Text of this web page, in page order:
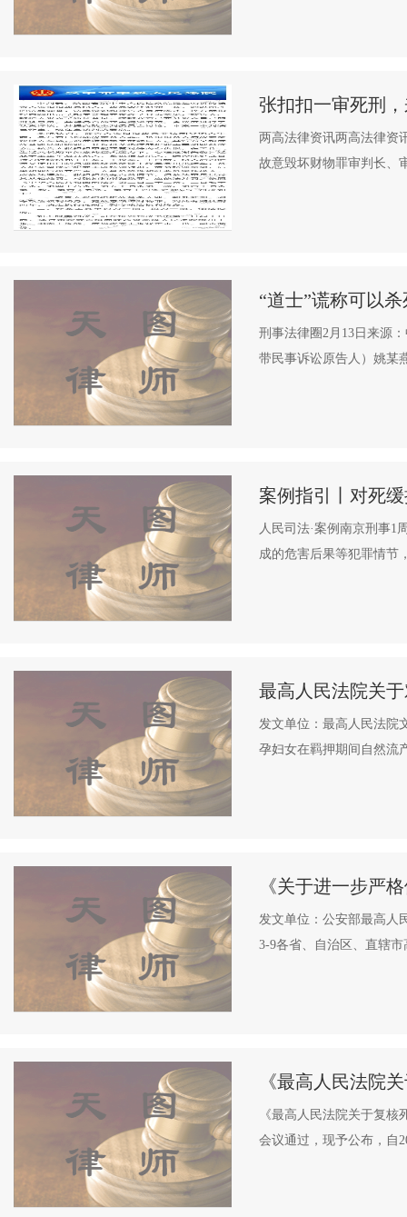
张扣扣一审死刑
两高法律资讯两高法律资
故意毁坏财物罪审判长、
“道士”谎称可以
刑事法律圈2月13日来源
带民事诉讼原告人）姚某
案例指引丨对死
人民司法·案例南京刑事1
成的危害后果等犯罪情节
最高人民法院关
发文单位：最高人民法院
孕妇女在羁押期间自然流
《关于进一步严
发文单位：公安部最高人
3-9各省、自治区、直辖
《最高人民法院
《最高人民法院关于复
会议通过，现予公布，自